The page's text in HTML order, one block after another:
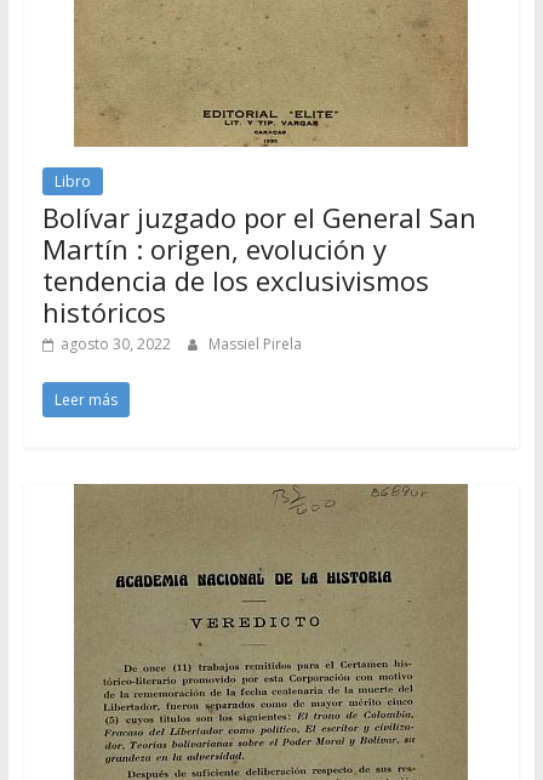
Libro
Bolívar juzgado por el General San
Martín : origen, evolución y
tendencia de los exclusivismos
históricos
agosto 30, 2022 Massiel Pirela
Leer más